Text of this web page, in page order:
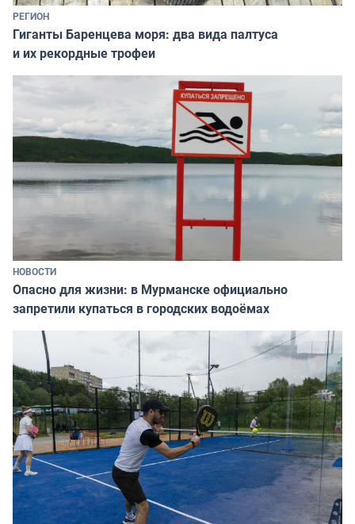
РЕГИОН
Гиганты Баренцева моря: два вида палтуса
и их рекордные трофеи
НОВОСТИ
Опасно для жизни: в Мурманске официально
запретили купаться в городских водоёмах